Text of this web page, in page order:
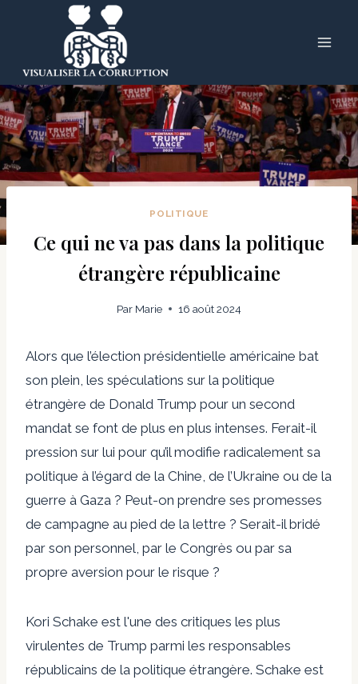
POLITIQUE
Ce qui ne va pas dans la politique
étrangère républicaine
Par Marie 16 août 2024
Alors que l’élection présidentielle américaine bat
son plein, les spéculations sur la politique
étrangère de Donald Trump pour un second
mandat se font de plus en plus intenses. Ferait-il
pression sur lui pour qu’il modifie radicalement sa
politique à l’égard de la Chine, de l’Ukraine ou de la
guerre à Gaza ? Peut-on prendre ses promesses
de campagne au pied de la lettre ? Serait-il bridé
par son personnel, par le Congrès ou par sa
propre aversion pour le risque ?
Kori Schake est l'une des critiques les plus
virulentes de Trump parmi les responsables
républicains de la politique étrangère. Schake est